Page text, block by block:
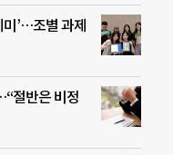
미’…조별 과제
절반은 비정